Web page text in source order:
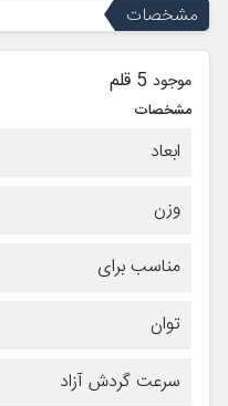
مشخصات
موجود 5 قلم
مشخصات
ابعاد
وزن
مناسب برای
توان
سرعت گردش آزاد